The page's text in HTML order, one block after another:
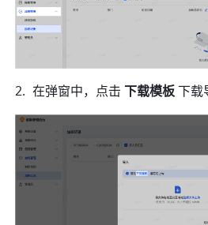
在弹窗中，点击 下载模板 下载